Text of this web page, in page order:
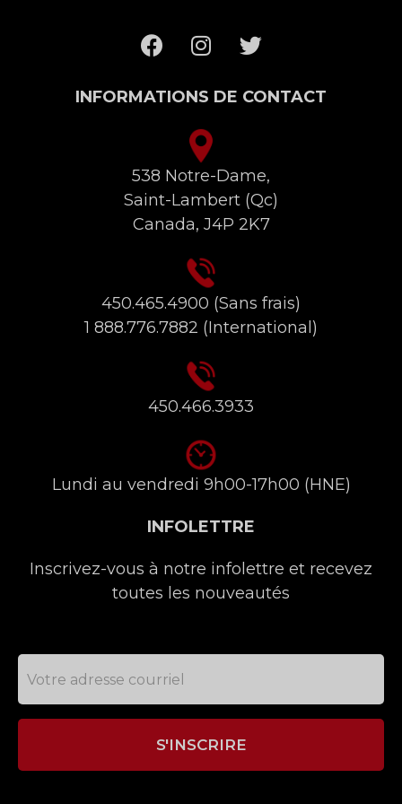
INFORMATIONS DE CONTACT
538 Notre-Dame,
Saint-Lambert (Qc)
Canada, J4P 2K7
450.465.4900 (Sans frais)
1 888.776.7882 (International)
450.466.3933
Lundi au vendredi 9h00-17h00 (HNE)
INFOLETTRE
Inscrivez-vous à notre infolettre et recevez
toutes les nouveautés